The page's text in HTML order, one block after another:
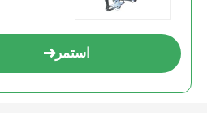
استمر